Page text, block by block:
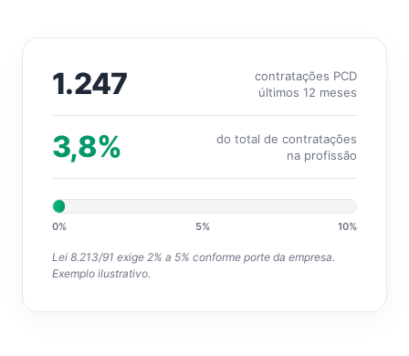
1.247
contratações PCD
últimos 12 meses
3,8%
do total de contratações
na profissão
0% 5% 10%
Lei 8.213/91 exige 2% a 5% conforme porte da empresa.
Exemplo ilustrativo.